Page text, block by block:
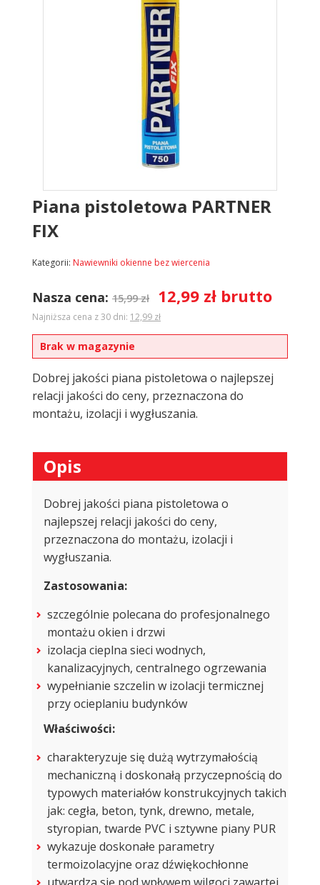
Piana pistoletowa PARTNER
FIX
Kategorii: Nawiewniki okienne bez wiercenia
Nasza cena: 15,99zł 12,99 zł brutto
Najniższa cena z 30 dni: 12,99 zł
Brak w magazynie
Dobrej jakości piana pistoletowa o najlepszej
relacji jakości do ceny, przeznaczona do
montażu, izolacji i wygłuszania.
Opis
Dobrej jakości piana pistoletowa o
najlepszej relacji jakości do ceny,
przeznaczona do montażu, izolacji i
wygłuszania.
Zastosowania:
szczególnie polecana do profesjonalnego
montażu okien i drzwi
izolacja cieplna sieci wodnych,
kanalizacyjnych, centralnego ogrzewania
wypełnianie szczelin w izolacji termicznej
przy ocieplaniu budynków
Właściwości:
charakteryzuje się dużą wytrzymałością
mechaniczną i doskonałą przyczepnością do
typowych materiałów konstrukcyjnych takich
jak: cegła, beton, tynk, drewno, metale,
styropian, twarde PVC i sztywne piany PUR
wykazuje doskonałe parametry
termoizolacyjne oraz dźwiękochłonne